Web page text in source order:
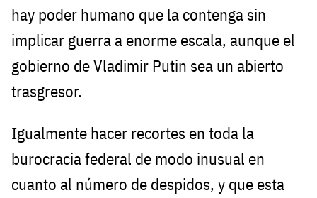
hay poder humano que la contenga sin
implicar guerra a enorme escala, aunque el
gobierno de Vladimir Putin sea un abierto
trasgresor.
Igualmente hacer recortes en toda la
burocracia federal de modo inusual en
cuanto al número de despidos, y que esta